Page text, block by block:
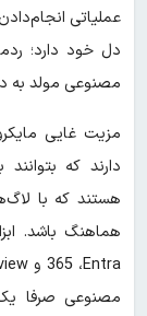
عملیاتی
دل خود دارد؛
مصنوعی مولد به
مزیت غایی
دارند که
هستند که با
مصنوعی صرفا